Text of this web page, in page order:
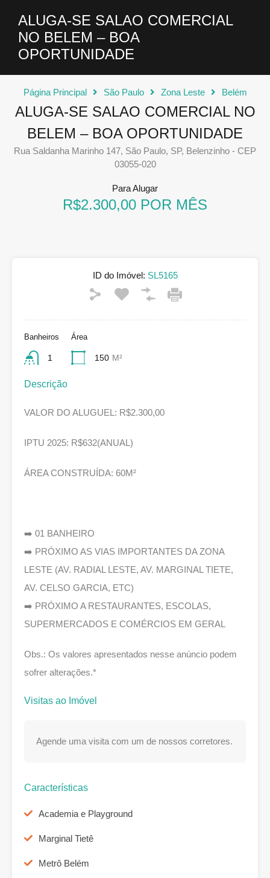
ALUGA-SE SALAO COMERCIAL
NO BELEM – BOA
OPORTUNIDADE
Página Principal São Paulo Zona Leste Belém
ALUGA-SE SALAO COMERCIAL NO
BELEM – BOA OPORTUNIDADE
Rua Saldanha Marinho 147, São Paulo, SP, Belenzinho - CEP
03055-020
Para Alugar
R$2.300,00 POR MÊS
ID do Imóvel: SL5165
Banheiros
1
Área
150 M²
Descrição
VALOR DO ALUGUEL: R$2.300,00
IPTU 2025: R$632(ANUAL)
ÁREA CONSTRUÍDA: 60M²
➡️ 01 BANHEIRO
➡️ PRÓXIMO AS VIAS IMPORTANTES DA ZONA
LESTE (AV. RADIAL LESTE, AV. MARGINAL TIETE,
AV. CELSO GARCIA, ETC)
➡️ PRÓXIMO A RESTAURANTES, ESCOLAS,
SUPERMERCADOS E COMÉRCIOS EM GERAL
Obs.: Os valores apresentados nesse anúncio podem
sofrer alterações.*
Visitas ao Imóvel
Agende uma visita com um de nossos corretores.
Características
Academia e Playground
Marginal Tietê
Metrô Belém